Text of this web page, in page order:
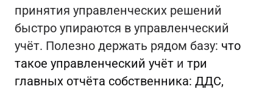
принятия управленческих решений
быстро упираются в управленческий
учёт. Полезно держать рядом базу: что
такое управленческий учёт и три
главных отчёта собственника: ДДС,